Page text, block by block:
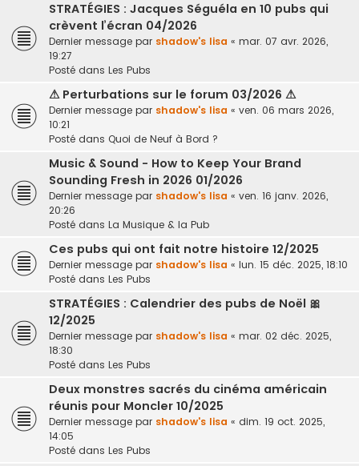
STRATÉGIES : Jacques Séguéla en 10 pubs qui
crèvent l’écran 04/2026
Dernier message par shadow's lisa « mar. 07 avr. 2026,
19:27
Posté dans Les Pubs
⚠ Perturbations sur le forum 03/2026 ⚠
Dernier message par shadow's lisa « ven. 06 mars 2026,
10:21
Posté dans Quoi de Neuf à Bord ?
Music & Sound - How to Keep Your Brand
Sounding Fresh in 2026 01/2026
Dernier message par shadow's lisa « ven. 16 janv. 2026,
20:26
Posté dans La Musique & la Pub
Ces pubs qui ont fait notre histoire 12/2025
Dernier message par shadow's lisa « lun. 15 déc. 2025, 18:10
Posté dans Les Pubs
STRATÉGIES : Calendrier des pubs de Noël 🎀
12/2025
Dernier message par shadow's lisa « mar. 02 déc. 2025,
18:30
Posté dans Les Pubs
Deux monstres sacrés du cinéma américain
réunis pour Moncler 10/2025
Dernier message par shadow's lisa « dim. 19 oct. 2025,
14:05
Posté dans Les Pubs